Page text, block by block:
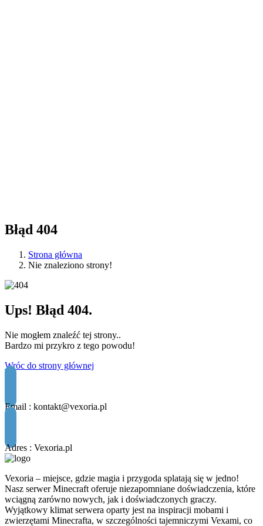
Błąd 404
Strona główna
Nie znaleziono strony!
Ups! Błąd 404.
Nie mogłem znaleźć tej strony..
Bardzo mi przykro z tego powodu!
Wróc do strony głównej
Email : kontakt@vexoria.pl
Adres : Vexoria.pl
Vexoria – miejsce, gdzie magia i przygoda splatają się w jedno!
Nasz serwer Minecraft oferuje niezapomniane doświadczenia, które
wciągną zarówno nowych, jak i doświadczonych graczy.
Wyjątkowy klimat serwera oparty jest na inspiracji mobami i
zwierzętami Minecrafta, w szczególności tajemniczymi Vexami, co